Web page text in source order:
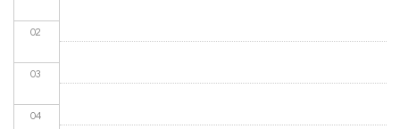
02
03
04